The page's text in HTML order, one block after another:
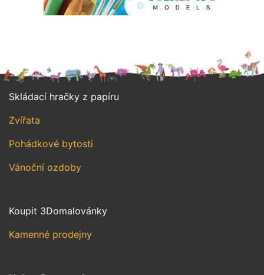
Skládací hračky z papíru
Zvířata
Pohádkové bytosti
Vánoční ozdoby
Kamenné prodejny